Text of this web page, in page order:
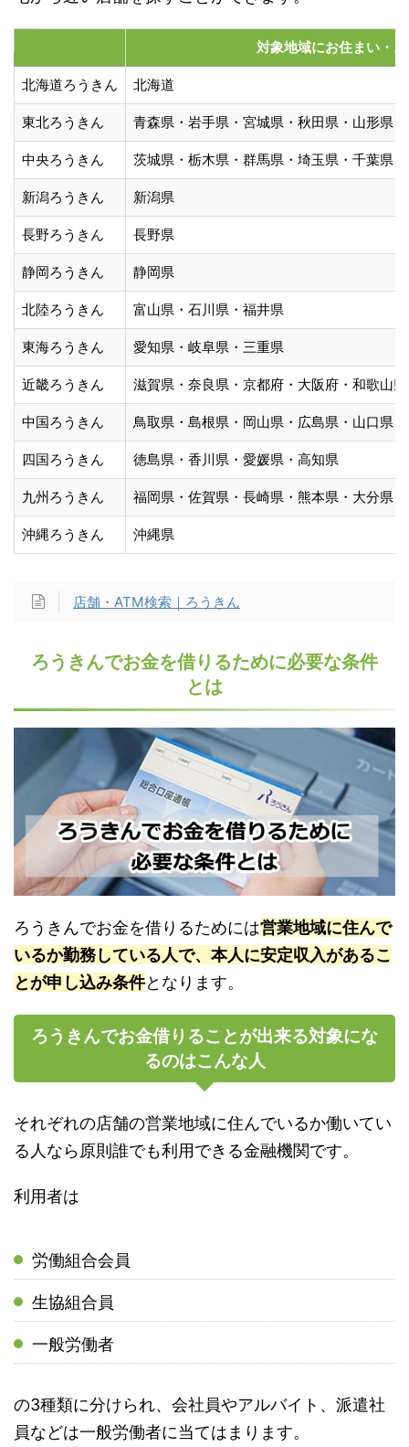
対象地域にお住まい・
北海道ろうきん 北海道
東北ろうきん 青森県・岩手県・宮城県・秋田県・山形県
中央ろうきん 茨城県・栃木県・群馬県・埼玉県・千葉県
新潟ろうきん 新潟県
長野ろうきん 長野県
静岡ろうきん 静岡県
北陸ろうきん 富山県・石川県・福井県
東海ろうきん 愛知県・岐阜県・三重県
近畿ろうきん 滋賀県・奈良県・京都府・大阪府・和歌山
中国ろうきん 鳥取県・島根県・岡山県・広島県・山口県
四国ろうきん 徳島県・香川県・愛媛県・高知県
九州ろうきん 福岡県・佐賀県・長崎県・熊本県・大分県
沖縄ろうきん 沖縄県
店舗・ATM検索｜ろうきん
ろうきんでお金を借りるために必要な条件
とは
ろうきんでお金を借りるためには営業地域に住んで
いるか勤務している人で、本人に安定収入があるこ
とが申し込み条件となります。
ろうきんでお金借りることが出来る対象にな
るのはこんな人
それぞれの店舗の営業地域に住んでいるか働いてい
る人なら原則誰でも利用できる金融機関です。
利用者は
労働組合会員
生協組合員
一般労働者
の3種類に分けられ、会社員やアルバイト、派遣社
員などは一般労働者に当てはまります。